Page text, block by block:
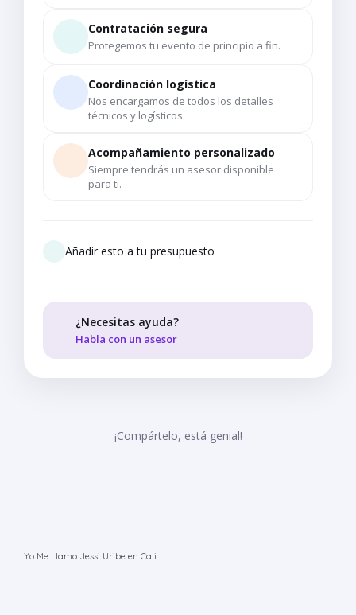
Contratación segura
Protegemos tu evento de principio a fin.
Coordinación logística
Nos encargamos de todos los detalles
técnicos y logísticos.
Acompañamiento personalizado
Siempre tendrás un asesor disponible
para ti.
Añadir esto a tu presupuesto
¿Necesitas ayuda?
Habla con un asesor
¡Compártelo, está genial!
Yo Me Llamo Jessi Uribe en Cali